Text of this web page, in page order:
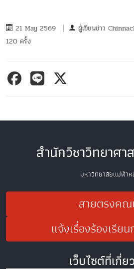
21 May 2569 ผู้เขียนข่าว
120 ครั้ง
สำนักวิชาวิทยาศ
มหาวิทยาลัยแม่ฟ้าห
สายตรงค
แจ้งเรื่องร้องเรีย
เว็บไซต์ที่เกี่ย